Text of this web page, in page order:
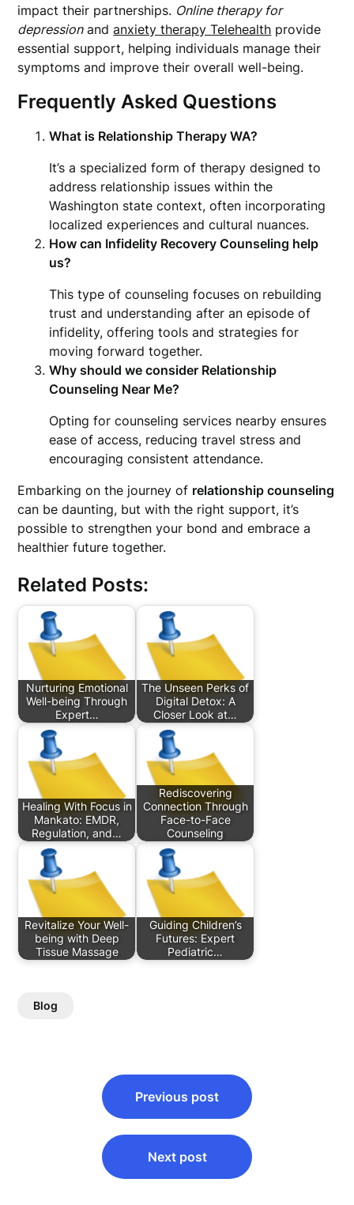
impact their partnerships. Online therapy for
depressionandanxiety therapy Telehealth provide
essential support, helping individuals manage their
symptoms and improve their overall well-being.
Frequently Asked Questions
What is Relationship Therapy WA?
It’s a specialized form of therapy designed to
address relationship issues within the
Washington state context, often incorporating
localized experiences and cultural nuances.
How can Infidelity Recovery Counseling help
us?
This type of counseling focuses on rebuilding
trust and understanding after an episode of
infidelity, offering tools and strategies for
moving forward together.
Why should we consider Relationship
Counseling Near Me?
Opting for counseling services nearby ensures
ease of access, reducing travel stress and
encouraging consistent attendance.
Embarking on the journey of relationship counseling
can be daunting, but with the right support, it’s
possible to strengthen your bond and embrace a
healthier future together.
Related Posts:
Nurturing Emotional
Well-being Through
Expert…
The Unseen Perks of
Digital Detox: A
Closer Look at…
Healing With Focus in
Mankato: EMDR,
Regulation, and…
Rediscovering
Connection Through
Face-to-Face
Counseling
Revitalize Your Well-
being with Deep
Tissue Massage
Guiding Children’s
Futures: Expert
Pediatric…
Blog
navigation
Previous post
Next post